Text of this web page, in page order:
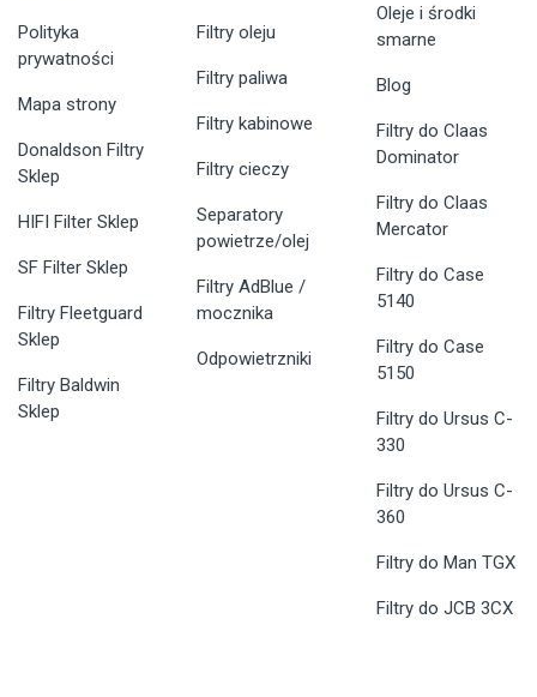
Polityka
prywatności
Mapa strony
Donaldson Filtry
Sklep
HIFI Filter Sklep
SF Filter Sklep
Filtry Fleetguard
Sklep
Filtry Baldwin
Sklep
Filtry oleju
Filtry paliwa
Filtry kabinowe
Filtry cieczy
Separatory
powietrze/olej
Filtry AdBlue /
mocznika
Odpowietrzniki
Oleje i środki
smarne
Blog
Filtry do Claas
Dominator
Filtry do Claas
Mercator
Filtry do Case
5140
Filtry do Case
5150
Filtry do Ursus C-
330
Filtry do Ursus C-
360
Filtry do Man TGX
Filtry do JCB 3CX